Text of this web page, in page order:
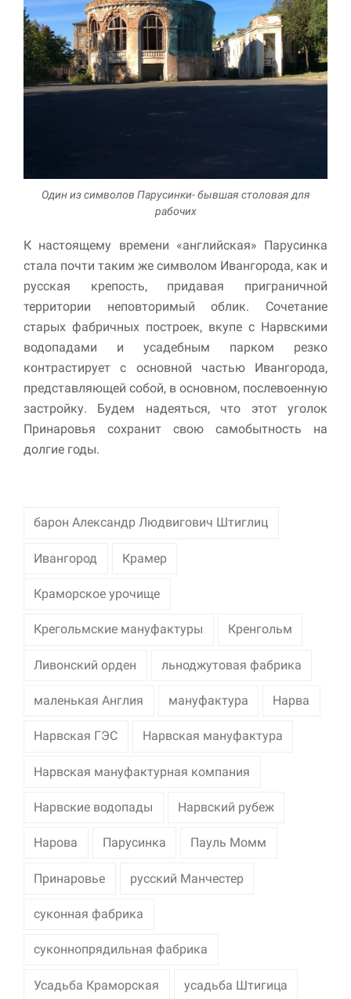
Один из символов Парусинки- бывшая столовая для
рабочих
К настоящему времени «английская» Парусинка
стала почти таким же символом Ивангорода, как и
русская крепость, придавая приграничной
территории неповторимый облик. Сочетание
старых фабричных построек, вкупе с Нарвскими
водопадами и усадебным парком резко
контрастирует с основной частью Ивангорода,
представляющей собой, в основном, послевоенную
застройку. Будем надеяться, что этот уголок
Принаровья сохранит свою самобытность на
долгие годы.
барон Александр Людвигович Штиглиц
Ивангород Крамер
Краморское урочище
Крегольмские мануфактуры Кренгольм
Ливонский орден льноджутовая фабрика
маленькая Англия мануфактура Нарва
Нарвская ГЭС Нарвская мануфактура
Нарвская мануфактурная компания
Нарвские водопады Нарвский рубеж
Нарова Парусинка Пауль Момм
Принаровье русский Манчестер
суконная фабрика
суконнопрядильная фабрика
Усадьба Краморская усадьба Штигица